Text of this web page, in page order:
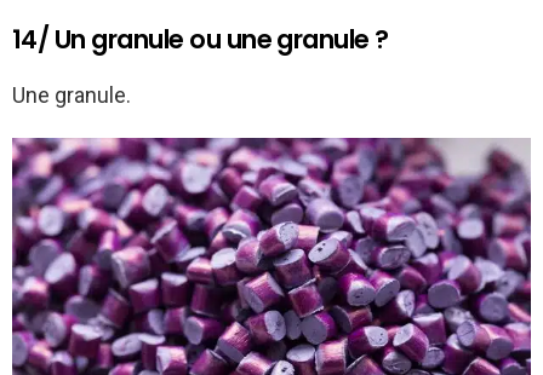
14/ Un granule ou une granule ?
Une granule.